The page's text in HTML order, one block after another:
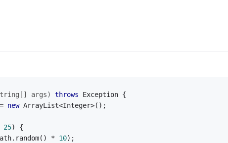
args) throws Exception {
new ArrayList<Integer>();
25) {
* 10);